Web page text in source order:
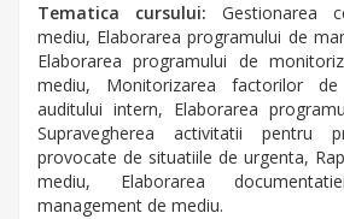
Tematica cursului: Gestionarea
mediu, Elaborarea programului de
Elaborarea programului de
mediu, Monitorizarea factorilor de
auditului intern, Elaborarea
Supravegherea activitatii pentru
provocate de situatiile de urgenta,
mediu, Elaborarea
management de mediu.